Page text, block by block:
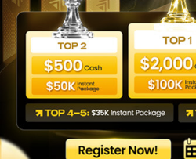
لا تودع أي أموال بغرض
بغرض الاستثمار. ولا تكون في
مالك الخاص. ولا توجد أي
التداول على مخاطر كبيرة، وهو
المستثمر كامل الاستثمار